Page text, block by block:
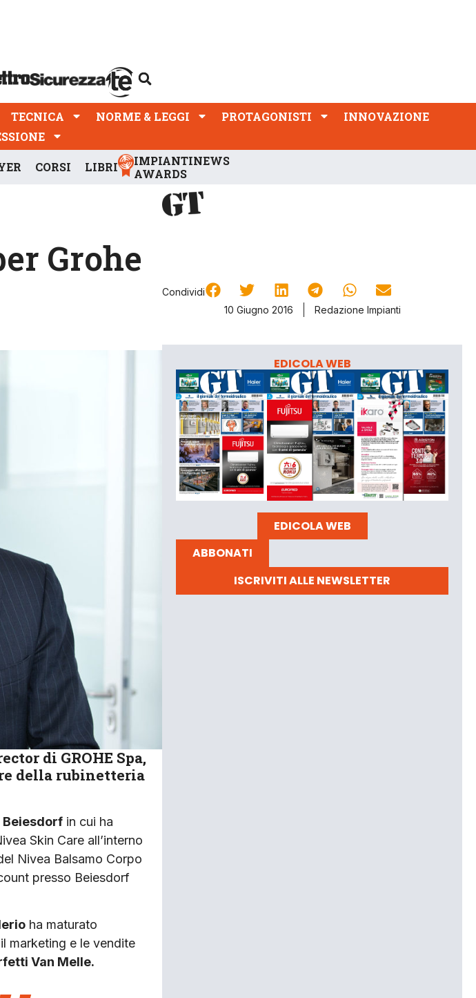
TECNICA NORME & LEGGI PROTAGONISTI
INNOVAZIONE
CORSI LIBRI
IMPIANTINEWS
AWARDS
Grohe
Condividi
10 Giugno 2016
Redazione Impianti
di GROHE Spa,
della rubinetteria
Beiesdorf in cui ha
Skin Care all’interno
Nivea Balsamo Corpo
presso Beiesdorf
ha maturato
marketing e le vendite
Van Melle.
EDICOLA WEB
EDICOLA WEB
ABBONATI
ISCRIVITI ALLE NEWSLETTER